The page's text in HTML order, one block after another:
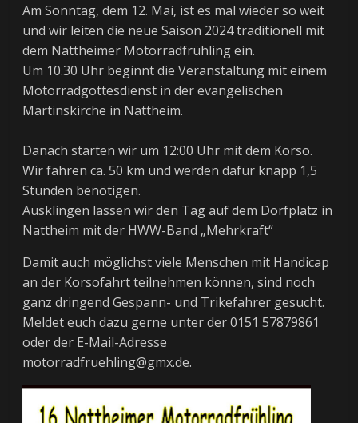
Am Sonntag, dem 12. Mai, ist es mal wieder so weit
und wir leiten die neue Saison 2024 traditionell mit
dem Nattheimer Motorradfrühling ein.
Um 10.30 Uhr beginnt die Veranstaltung mit einem
Motorradgottesdienst in der evangelischen
Martinskirche in Nattheim.
Danach starten wir um 12:00 Uhr mit dem Korso.
Wir fahren ca. 50 km und werden dafür knapp 1,5
Stunden benötigen.
Ausklingen lassen wir den Tag auf dem Dorfplatz in
Nattheim mit der HWW-Band „Mehrkraft“
Damit auch möglichst viele Menschen mit Handicap
an der Korsofahrt teilnehmen können, sind noch
ganz dringend Gespann- und Trikefahrer gesucht.
Meldet euch dazu gerne unter der 0151 57879861
oder der E-Mail-Adresse
motorradfruehling@gmx.de.